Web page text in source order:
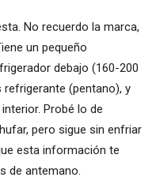
No recuerdo la marca,
un pequeño
debajo (160-200
(pentano), y
Probé lo de
pero sigue sin enfriar
esta información te
de antemano.